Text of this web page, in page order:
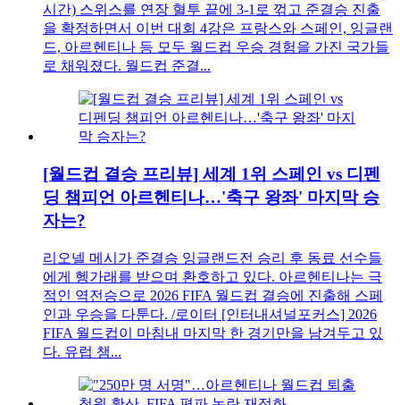
시간) 스위스를 연장 혈투 끝에 3-1로 꺾고 준결승 진출
을 확정하면서 이번 대회 4강은 프랑스와 스페인, 잉글랜
드, 아르헨티나 등 모두 월드컵 우승 경험을 가진 국가들
로 채워졌다. 월드컵 준결...
[월드컵 결승 프리뷰] 세계 1위 스페인 vs 디펜
딩 챔피언 아르헨티나…'축구 왕좌' 마지막 승
자는?
리오넬 메시가 준결승 잉글랜드전 승리 후 동료 선수들
에게 헹가래를 받으며 환호하고 있다. 아르헨티나는 극
적인 역전승으로 2026 FIFA 월드컵 결승에 진출해 스페
인과 우승을 다툰다. /로이터 [인터내셔널포커스] 2026
FIFA 월드컵이 마침내 마지막 한 경기만을 남겨두고 있
다. 유럽 챔...